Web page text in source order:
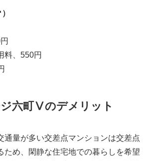
料、550円
六町Ⅴのデメリット
通量が多い交差点マンションは交差点
ため、閑静な住宅地での暮らしを希望